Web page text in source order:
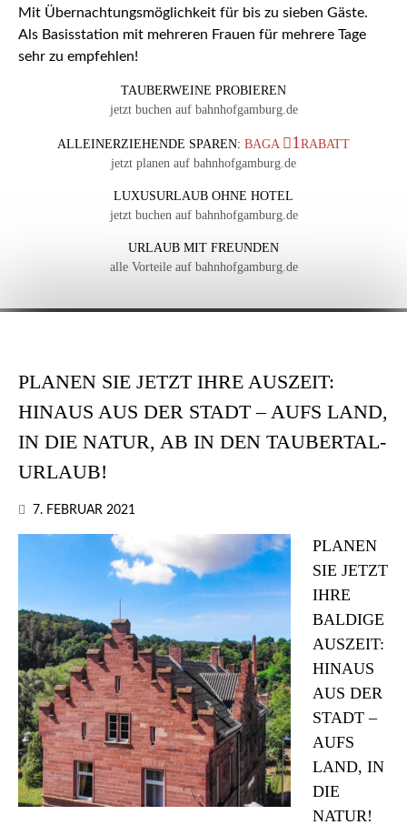
Mit Übernachtungsmöglichkeit für bis zu sieben Gäste.
Als Basisstation mit mehreren Frauen für mehrere Tage
sehr zu empfehlen!
TAUBERWEINE PROBIEREN
jetzt buchen auf bahnhofgamburg.de
ALLEINERZIEHENDE SPAREN: BAGA 1RABATT
jetzt planen auf bahnhofgamburg.de
LUXUSURLAUB OHNE HOTEL
jetzt buchen auf bahnhofgamburg.de
URLAUB MIT FREUNDEN
alle Vorteile auf bahnhofgamburg.de
PLANEN SIE JETZT IHRE AUSZEIT:
HINAUS AUS DER STADT – AUFS LAND,
IN DIE NATUR, AB IN DEN TAUBERTAL-
URLAUB!
7. FEBRUAR 2021
PLANEN
SIE JETZT
IHRE
BALDIGE
AUSZEIT:
HINAUS
AUS DER
STADT –
AUFS
LAND, IN
DIE
NATUR!